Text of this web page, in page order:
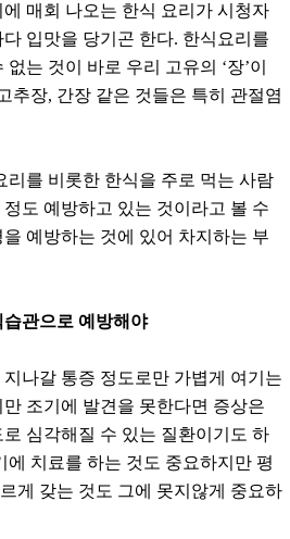
매회 나오는 한식 요리가 시청자
입맛을 당기곤 한다. 한식요리를
는 것이 바로 우리 고유의 ‘장’이
추장, 간장 같은 것들은 특히 관절염
리를 비롯한 한식을 주로 먹는 사람
도 예방하고 있는 것이라고 볼 수
예방하는 것에 있어 차지하는 부
관으로 예방해야
나갈 통증 정도로만 가볍게 여기는
조기에 발견을 못한다면 증상은
심각해질 수 있는 질환이기도 하
에 치료를 하는 것도 중요하지만 평
게 갖는 것도 그에 못지않게 중요하